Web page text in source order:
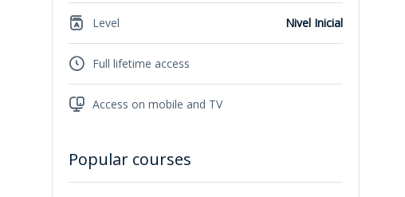
Level Nivel Inicial
Full lifetime access
Access on mobile and TV
Popular courses